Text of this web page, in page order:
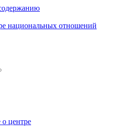
национальных отношений
центре